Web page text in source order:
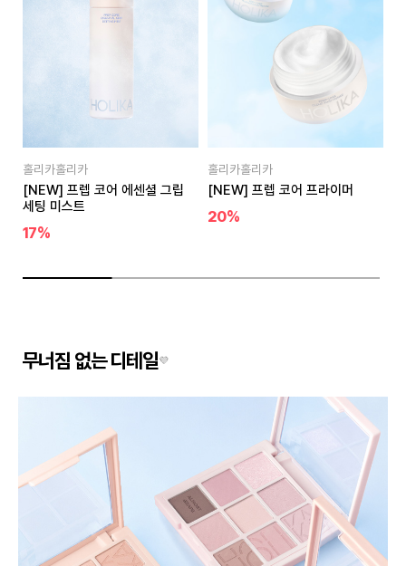
홀리카홀리카
[NEW] 프렙 코어 에센셜 그립
세팅 미스트
17%
홀리카홀리카
[NEW] 프렙 코어 프라이머
20%
무너짐 없는 디테일💜